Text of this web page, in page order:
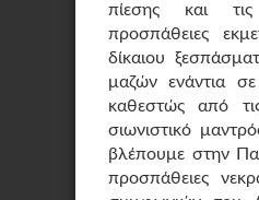
πίεσης και τις
προσπάθειες
δίκαιου
μαζών ενάντια
καθεστώς από
σιωνιστικό
βλέπουμε στην
προσπάθειες